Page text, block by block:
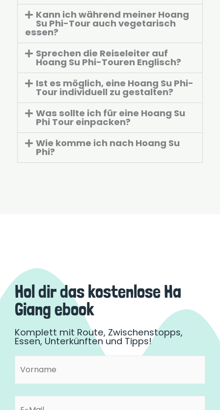
Kann ich während meiner Hoang
Su Phi-Tour auch vegetarisch
essen?
Sprechen die Reiseleiter auf
Hoang Su Phi-Touren Englisch?
Ist es möglich, eine Hoang Su Phi-
Tour individuell zu gestalten?
Was sollte ich für eine Hoang Su
Phi Tour einpacken?
Wie komme ich nach Hoang Su
Phi?
Hol dir das kostenlose Ha
Giang ebook
Komplett mit Route, Zwischenstopps,
Essen, Unterkünften und Tipps!
Vorname